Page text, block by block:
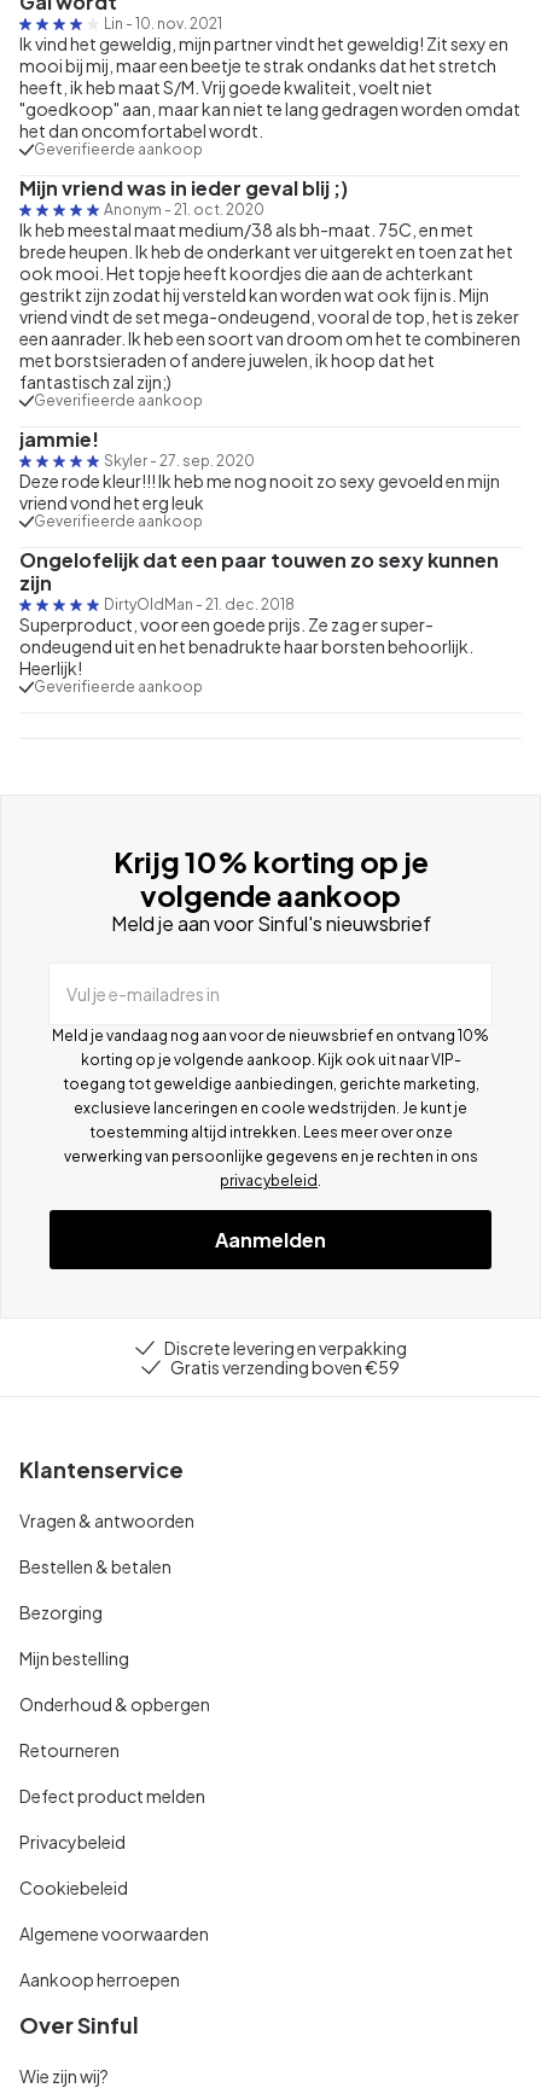
Lin - 10. nov. 2021
Ik vind het geweldig, mijn partner vindt het geweldig! Zit sexy en
mooi bij mij, maar een beetje te strak ondanks dat het stretch
heeft, ik heb maat S/M. Vrij goede kwaliteit, voelt niet
"goedkoop" aan, maar kan niet te lang gedragen worden omdat
het dan oncomfortabel wordt.
Geverifieerde aankoop
Mijn vriend was in ieder geval blij ;)
Anonym - 21. oct. 2020
Ik heb meestal maat medium/38 als bh-maat. 75C, en met
brede heupen. Ik heb de onderkant ver uitgerekt en toen zat het
ook mooi. Het topje heeft koordjes die aan de achterkant
gestrikt zijn zodat hij versteld kan worden wat ook fijn is. Mijn
vriend vindt de set mega-ondeugend, vooral de top, het is zeker
een aanrader. Ik heb een soort van droom om het te combineren
met borstsieraden of andere juwelen, ik hoop dat het
fantastisch zal zijn;)
Geverifieerde aankoop
jammie!
Skyler - 27. sep. 2020
Deze rode kleur!!! Ik heb me nog nooit zo sexy gevoeld en mijn
vriend vond het erg leuk
Geverifieerde aankoop
Ongelofelijk dat een paar touwen zo sexy kunnen
zijn
DirtyOldMan - 21. dec. 2018
Superproduct, voor een goede prijs. Ze zag er super-
ondeugend uit en het benadrukte haar borsten behoorlijk.
Heerlijk!
Geverifieerde aankoop
Krijg 10% korting op je
volgende aankoop
Meld je aan voor Sinful's nieuwsbrief
Vul je e-mailadres in
Meld je vandaag nog aan voor de nieuwsbrief en ontvang 10%
korting op je volgende aankoop. Kijk ook uit naar VIP-
toegang tot geweldige aanbiedingen, gerichte marketing,
exclusieve lanceringen en coole wedstrijden. Je kunt je
toestemming altijd intrekken. Lees meer over onze
verwerking van persoonlijke gegevens en je rechten in ons
privacybeleid
Aanmelden
Discrete levering en verpakking
Gratis verzending boven €59
Klantenservice
Vragen & antwoorden
Bestellen & betalen
Bezorging
Mijn bestelling
Onderhoud & opbergen
Retourneren
Defect product melden
Privacybeleid
Cookiebeleid
Algemene voorwaarden
Aankoop herroepen
Over Sinful
Wie zijn wij?